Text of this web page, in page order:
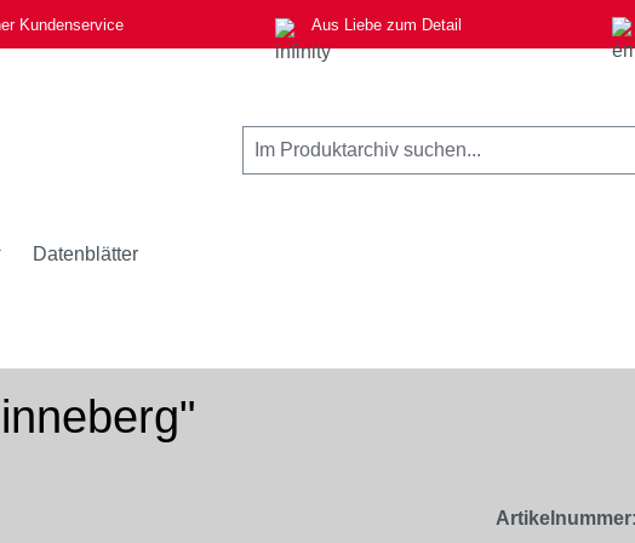
Kundenservice Aus Liebe zum Detail
Datenblätter